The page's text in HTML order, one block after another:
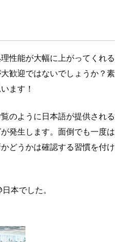
性能が大幅に上がってくれる
歓迎ではないでしょうか？素
ます！
のように日本語が提供される
発生します。面倒でも一度は
どうかは確認する習慣を付け
本でした。